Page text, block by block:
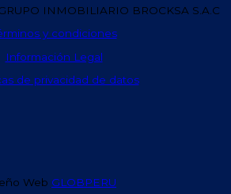
INMOBILIARIO BROCKSA S.A.C
y condiciones
Información Legal
de privacidad de datos
Web GLOBPERU